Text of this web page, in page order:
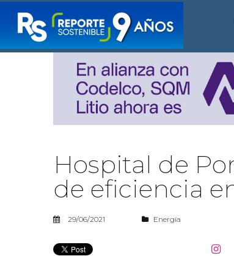
Hospital de
de eficiencia
29/06/2021 Energía
